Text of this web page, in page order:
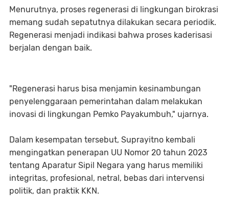
Menurutnya, proses regenerasi di lingkungan birokrasi
memang sudah sepatutnya dilakukan secara periodik.
Regenerasi menjadi indikasi bahwa proses kaderisasi
berjalan dengan baik.
"Regenerasi harus bisa menjamin kesinambungan
penyelenggaraan pemerintahan dalam melakukan
inovasi di lingkungan Pemko Payakumbuh," ujarnya.
Dalam kesempatan tersebut, Suprayitno kembali
mengingatkan penerapan UU Nomor 20 tahun 2023
tentang Aparatur Sipil Negara yang harus memiliki
integritas, profesional, netral, bebas dari intervensi
politik, dan praktik KKN.